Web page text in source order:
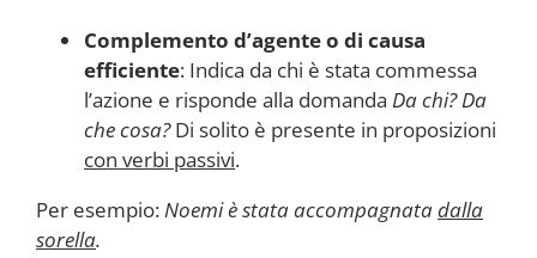
Complemento d’agente o di causa
efficiente: Indica da chi è stata commessa
l’azione e risponde alla domanda Da chi? Da
che cosa?Di solito è presente in proposizioni
con verbi passivi.
Per esempio:Noemi è stata accompagnatadalla
sorella.